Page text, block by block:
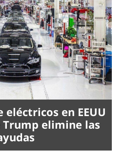
en EEUU
Trump elimine las